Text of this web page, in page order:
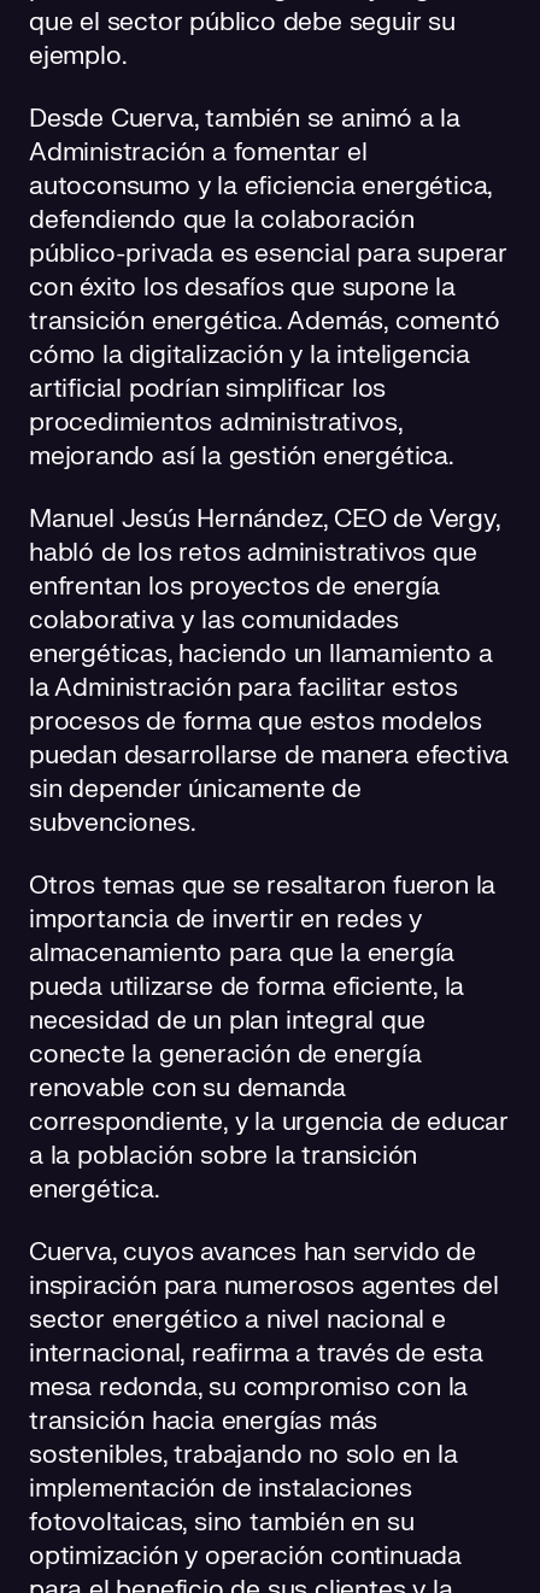
que el sector público debe seguir su
ejemplo.
Desde Cuerva, también se animó a la
Administración a fomentar el
autoconsumo y la eficiencia energética,
defendiendo que la colaboración
público-privada es esencial para superar
con éxito los desafíos que supone la
transición energética. Además, comentó
cómo la digitalización y la inteligencia
artificial podrían simplificar los
procedimientos administrativos,
mejorando así la gestión energética.
Manuel Jesús Hernández, CEO de Vergy,
habló de los retos administrativos que
enfrentan los proyectos de energía
colaborativa y las comunidades
energéticas, haciendo un llamamiento a
la Administración para facilitar estos
procesos de forma que estos modelos
puedan desarrollarse de manera efectiva
sin depender únicamente de
subvenciones.
Otros temas que se resaltaron fueron la
importancia de invertir en redes y
almacenamiento para que la energía
pueda utilizarse de forma eficiente, la
necesidad de un plan integral que
conecte la generación de energía
renovable con su demanda
correspondiente, y la urgencia de educar
a la población sobre la transición
energética.
Cuerva, cuyos avances han servido de
inspiración para numerosos agentes del
sector energético a nivel nacional e
internacional, reafirma a través de esta
mesa redonda, su compromiso con la
transición hacia energías más
sostenibles, trabajando no solo en la
implementación de instalaciones
fotovoltaicas, sino también en su
optimización y operación continuada